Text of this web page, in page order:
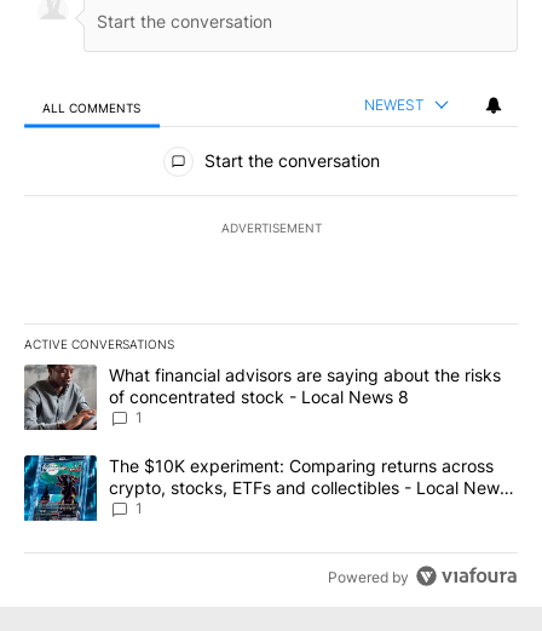
ALL COMMENTS NEWEST
All Comments
Start the conversation
ADVERTISEMENT
ACTIVE CONVERSATIONS
The following is a list of the most commented articles in the last
A trending article titled "What financial advisors are saying
What financial advisors are saying about the risks
of concentrated stock - Local News 8
1
A trending article titled "The $10K experiment: Comparing
The $10K experiment: Comparing returns across
crypto, stocks, ETFs and collectibles - Local News
8
1
Powered by